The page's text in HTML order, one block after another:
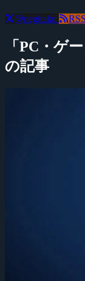
@negitaku RSS
「PC・ゲ
の記事